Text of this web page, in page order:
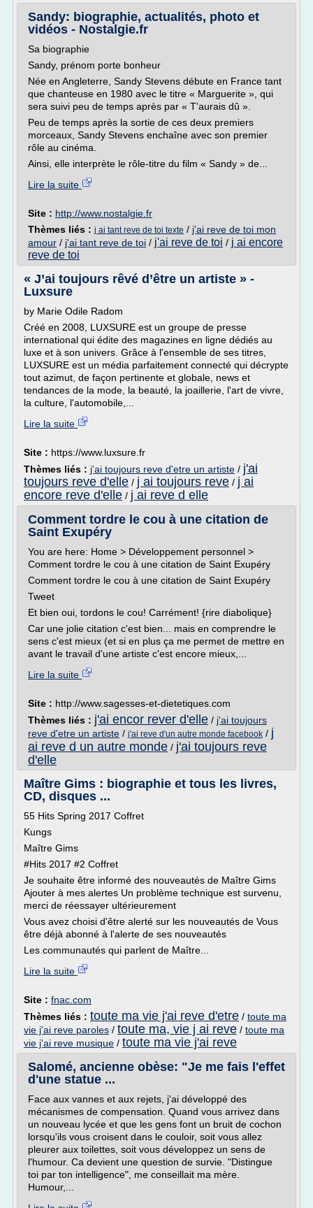
Sandy: biographie, actualités, photo et
vidéos - Nostalgie.fr
Sa biographie
Sandy, prénom porte bonheur
Née en Angleterre, Sandy Stevens débute en France tant
que chanteuse en 1980 avec le titre « Marguerite », qui
sera suivi peu de temps après par « T'aurais dû ».
Peu de temps après la sortie de ces deux premiers
morceaux, Sandy Stevens enchaîne avec son premier
rôle au cinéma.
Ainsi, elle interprète le rôle-titre du film « Sandy » de...
Lire la suite
Site : http://www.nostalgie.fr
Thèmes liés : j ai tant reve de toi texte / j'ai reve de toi mon
amour / j'ai tant reve de toi / j'ai reve de toi / j ai encore
reve de toi
« J’ai toujours rêvé d’être un artiste » -
Luxsure
by Marie Odile Radom
Créé en 2008, LUXSURE est un groupe de presse
international qui édite des magazines en ligne dédiés au
luxe et à son univers. Grâce à l'ensemble de ses titres,
LUXSURE est un média parfaitement connecté qui décrypte
tout azimut, de façon pertinente et globale, news et
tendances de la mode, la beauté, la joaillerie, l'art de vivre,
la culture, l'automobile,...
Lire la suite
Site : https://www.luxsure.fr
Thèmes liés : j'ai toujours reve d'etre un artiste / j'ai
toujours reve d'elle / j ai toujours reve / j ai
encore reve d'elle / j ai reve d elle
Comment tordre le cou à une citation de
Saint Exupéry
You are here: Home > Développement personnel >
Comment tordre le cou à une citation de Saint Exupéry
Comment tordre le cou à une citation de Saint Exupéry
Tweet
Et bien oui, tordons le cou! Carrément! {rire diabolique}
Car une jolie citation c'est bien... mais en comprendre le
sens c'est mieux (et si en plus ça me permet de mettre en
avant le travail d'une artiste c'est encore mieux,...
Lire la suite
Site : http://www.sagesses-et-dietetiques.com
Thèmes liés : j'ai encor rever d'elle / j'ai toujours
reve d'etre un artiste / j'ai reve d'un autre monde facebook / j
ai reve d un autre monde / j'ai toujours reve
d'elle
Maître Gims : biographie et tous les livres,
CD, disques ...
55 Hits Spring 2017 Coffret
Kungs
Maître Gims
#Hits 2017 #2 Coffret
Je souhaite être informé des nouveautés de Maître Gims
Ajouter à mes alertes Un problème technique est survenu,
merci de réessayer ultérieurement
Vous avez choisi d'être alerté sur les nouveautés de Vous
être déjà abonné à l'alerte de ses nouveautés
Les communautés qui parlent de Maître...
Lire la suite
Site : fnac.com
Thèmes liés : toute ma vie j'ai reve d'etre / toute ma
vie j'ai reve paroles / toute ma, vie j ai reve / toute ma
vie j'ai reve musique / toute ma vie j'ai reve
Salomé, ancienne obèse: "Je me fais l'effet
d'une statue ...
Face aux vannes et aux rejets, j'ai développé des
mécanismes de compensation. Quand vous arrivez dans
un nouveau lycée et que les gens font un bruit de cochon
lorsqu'ils vous croisent dans le couloir, soit vous allez
pleurer aux toilettes, soit vous développez un sens de
l'humour. Ca devient une question de survie. "Distingue
toi par ton intelligence", me conseillait ma mère.
Humour,...